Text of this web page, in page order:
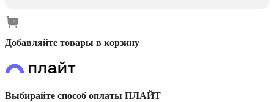
Добавляйте товары в корзину
Выбирайте способ оплаты ПЛАЙТ